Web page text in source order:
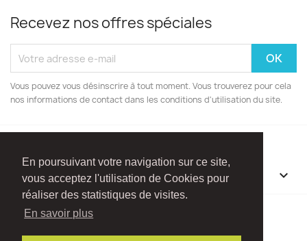
En poursuivant votre navigation sur ce site,
vous acceptez l'utilisation de Cookies pour
réaliser des statistiques de visites.
En savoir plus
Recevez nos offres spéciales
Vous pouvez vous désinscrire à tout moment. Vous trouverez pour cela
nos informations de contact dans les conditions d'utilisation du site.
INFORMATIONS 
FacebookInstagram